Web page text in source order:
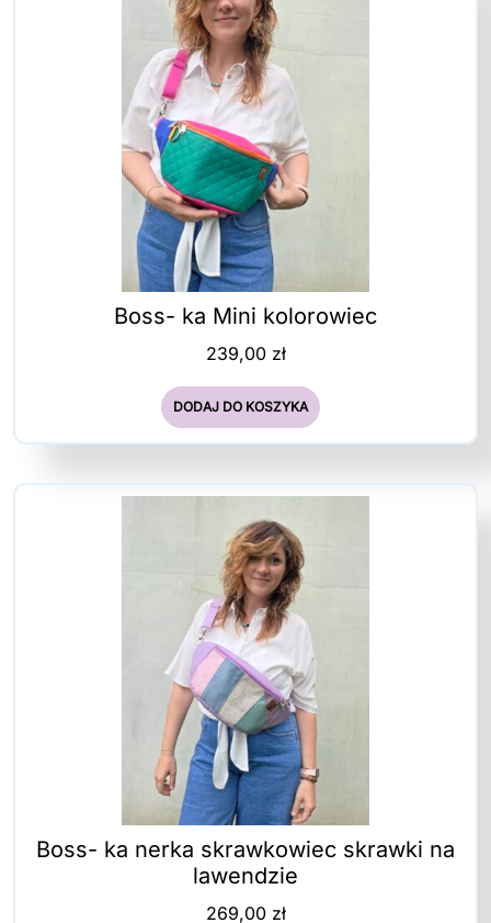
Boss- ka Mini kolorowiec
239,00 zł
DODAJ DO KOSZYKA
Boss- ka nerka skrawkowiec skrawki na
lawendzie
269,00 zł